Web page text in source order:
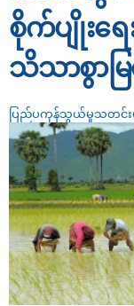
စိုက်ပျိုးရ
သိသာစွာမ
ပြည်ပကုန်သွယ်မှုသတင်းမ